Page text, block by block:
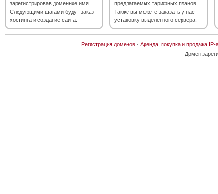
зарегистрировав доменное имя.
Следующими шагами будут заказ
хостинга и создание сайта.
предлагаемых тарифных планов.
Также вы можете заказать у нас
установку выделенного сервера.
Регистрация доменов· Аренда, покупка и продажа IP-
Домен